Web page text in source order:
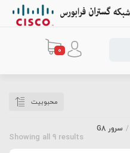
0
محبوبیت
/ سرور G8
Showing all 9 results